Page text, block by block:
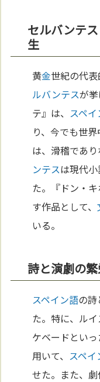
セルバンテ
生
黄金世紀の代
ルバンテスが
テ』は、 スペ
り、今でも世
は、滑稽であり
ンテスは現代
た。『ドン・
す作品として、
いる。
詩と演劇の
スペイン語の詩
た。特に、ル
ケベードとい
用いて、 スペイ
せた。また、